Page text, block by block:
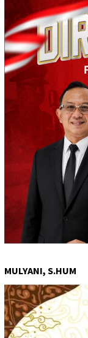
MULYANI, S.HUM